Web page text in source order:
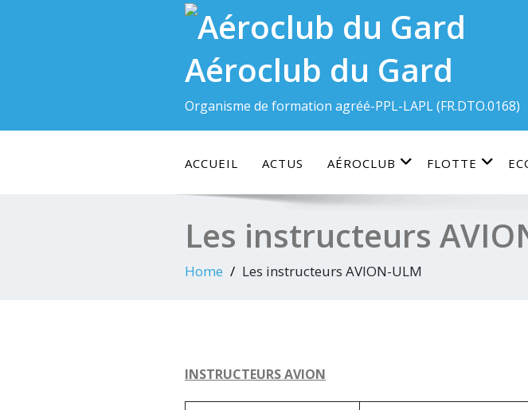
Aéroclub du Gard
Organisme de formation agréé-PPL-LAPL (FR.DTO.0168)
ACCUEIL ACTUS AÉROCLUB FLOTTE
Les instructeurs
Home Les instructeurs AVION-ULM
INSTRUCTEURS AVION